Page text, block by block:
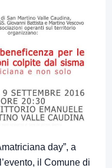
day”, a
il Comune di